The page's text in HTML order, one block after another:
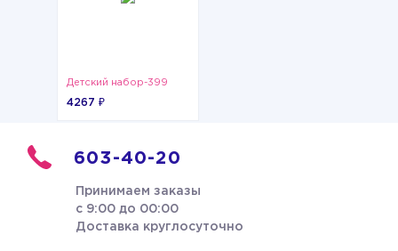
Детский набор-399
4267 ₽
603-40-20
Принимаем заказы
с 9:00 до 00:00
Доставка круглосуточно